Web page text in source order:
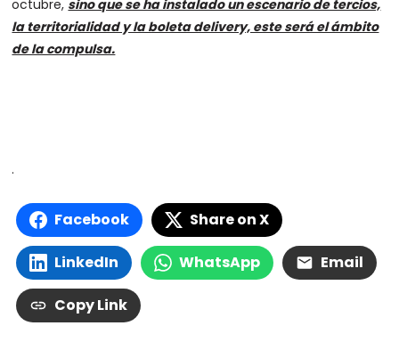
octubre, sino que se ha instalado un escenario de tercios,
la territorialidad y la boleta delivery, este será el ámbito
de la compulsa.
.
Facebook Share on X
LinkedIn WhatsApp Email
Copy Link